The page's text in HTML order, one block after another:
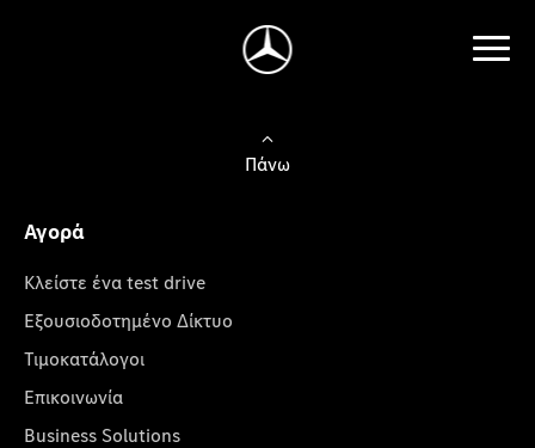
Πάνω
Αγορά
Κλείστε ένα test drive
Εξουσιοδοτημένο Δίκτυο
Τιμοκατάλογοι
Επικοινωνία
Business Solutions